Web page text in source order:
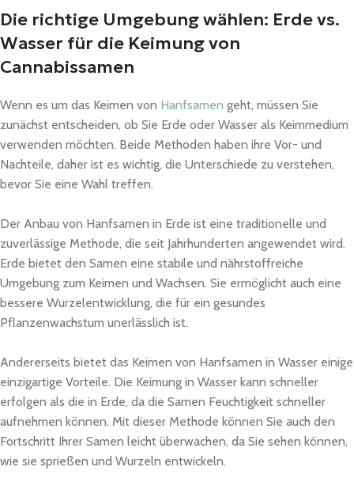
Die richtige Umgebung wählen: Erde vs.
Wasser für die Keimung von
Cannabissamen
Wenn es um das Keimen von Hanfsamen geht, müssen Sie
zunächst entscheiden, ob Sie Erde oder Wasser als Keimmedium
verwenden möchten. Beide Methoden haben ihre Vor- und
Nachteile, daher ist es wichtig, die Unterschiede zu verstehen,
bevor Sie eine Wahl treffen.
Der Anbau von Hanfsamen in Erde ist eine traditionelle und
zuverlässige Methode, die seit Jahrhunderten angewendet wird.
Erde bietet den Samen eine stabile und nährstoffreiche
Umgebung zum Keimen und Wachsen. Sie ermöglicht auch eine
bessere Wurzelentwicklung, die für ein gesundes
Pflanzenwachstum unerlässlich ist.
Andererseits bietet das Keimen von Hanfsamen in Wasser einige
einzigartige Vorteile. Die Keimung in Wasser kann schneller
erfolgen als die in Erde, da die Samen Feuchtigkeit schneller
aufnehmen können. Mit dieser Methode können Sie auch den
Fortschritt Ihrer Samen leicht überwachen, da Sie sehen können,
wie sie sprießen und Wurzeln entwickeln.